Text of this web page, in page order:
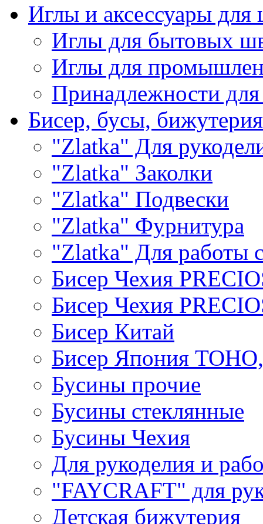
Иглы и аксессуары
Иглы для бытовых
Иглы для
Принадлежности
Бисер, бусы, бижутерия
"Zlatka" Для
"Zlatka" Заколки
"Zlatka" Подвески
"Zlatka" Фурнитура
"Zlatka" Для работы
Бисер Чехия
Бисер Чехия
Бисер Китай
Бисер Япония
Бусины прочие
Бусины стеклянные
Бусины Чехия
Для рукоделия и
"FAYCRAFT" для
Детская бижутерия